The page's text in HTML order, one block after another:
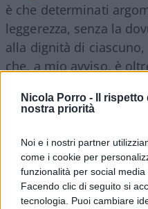
Nicola Porro -
Il
nostra priorità
Noi e i nostri partner
come i cookie per
funzionalità per social
Facendo clic di seguito si
tecnologia. Puoi cambiare
è che determinati
leggerezza, senza la
alla dignità di
che, a mio avviso, è
fatto che, quando
stanno imparando a
rapporto con le